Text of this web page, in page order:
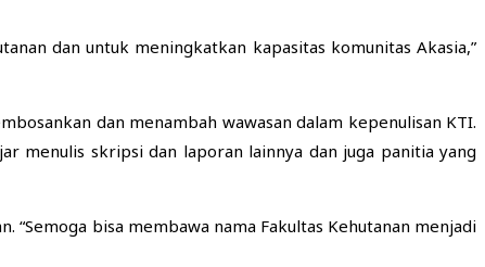
dan untuk meningkatkan kapasitas komunitas Akasia,”
dan menambah wawasan dalam kepenulisan KTI.
menulis skripsi dan laporan lainnya dan juga panitia yang
bisa membawa nama Fakultas Kehutanan menjadi